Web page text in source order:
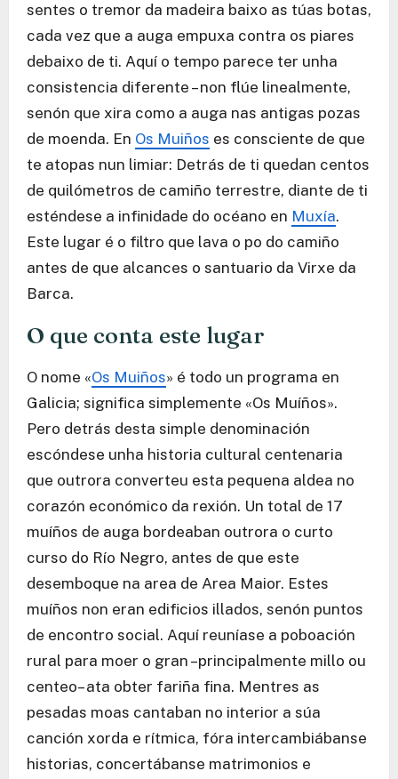
sentes o tremor da madeira baixo as túas botas,
cada vez que a auga empuxa contra os piares
debaixo de ti. Aquí o tempo parece ter unha
consistencia diferente – non flúe linealmente,
senón que xira como a auga nas antigas pozas
de moenda. En Os Muiños es consciente de que
te atopas nun limiar: Detrás de ti quedan centos
de quilómetros de camiño terrestre, diante de ti
esténdese a infinidade do océano en Muxía.
Este lugar é o filtro que lava o po do camiño
antes de que alcances o santuario da Virxe da
Barca.
O que conta este lugar
O nome «Os Muiños» é todo un programa en
Galicia; significa simplemente «Os Muíños».
Pero detrás desta simple denominación
escóndese unha historia cultural centenaria
que outrora converteu esta pequena aldea no
corazón económico da rexión. Un total de 17
muíños de auga bordeaban outrora o curto
curso do Río Negro, antes de que este
desemboque na area de Area Maior. Estes
muíños non eran edificios illados, senón puntos
de encontro social. Aquí reuníase a poboación
rural para moer o gran –principalmente millo ou
centeo– ata obter fariña fina. Mentres as
pesadas moas cantaban no interior a súa
canción xorda e rítmica, fóra intercambiábanse
historias, concertábanse matrimonios e